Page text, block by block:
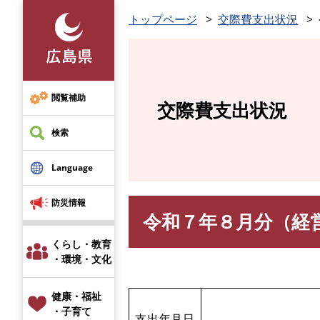
先
頭
で
す
閲覧補助
検索
Language
防災情報
くらし・教育
・環境・文化
健康・福祉
・子育て
トップページ 交際費支出状況
交際費支出状況
令和７年８月分（経